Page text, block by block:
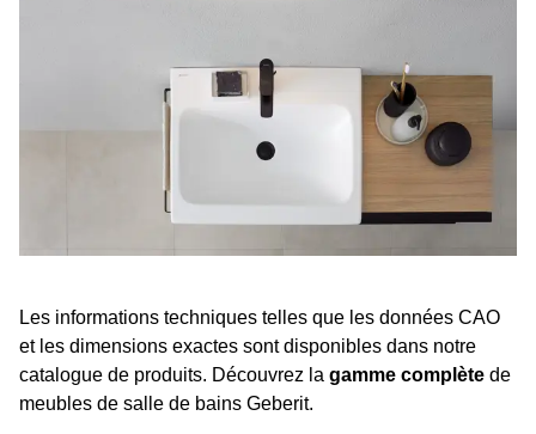
Les informations techniques telles que les données CAO
et les dimensions exactes sont disponibles dans notre
catalogue de produits. Découvrez la gamme complète de
meubles de salle de bains Geberit.